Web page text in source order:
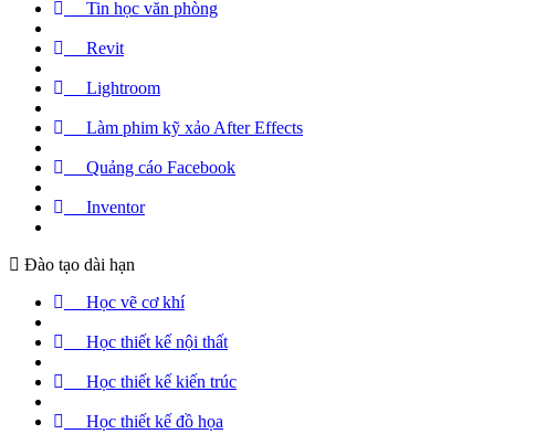
Tin học văn phòng
Revit
Lightroom
Làm phim kỹ xảo After Effects
Quảng cáo Facebook
Inventor
Đào tạo dài hạn
Học vẽ cơ khí
Học thiết kế nội thất
Học thiết kế kiến trúc
Học thiết kế đồ họa